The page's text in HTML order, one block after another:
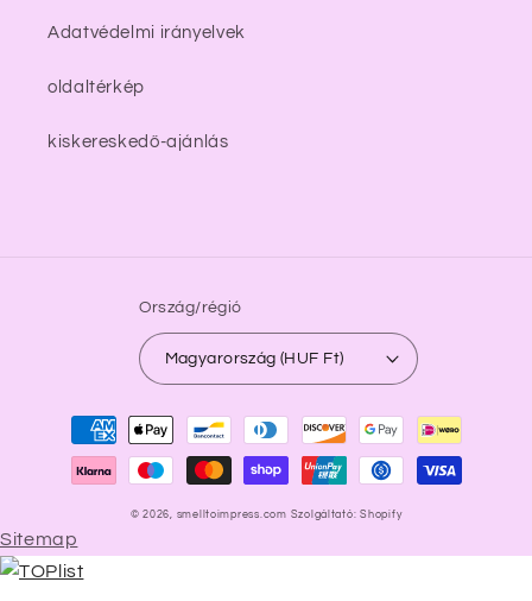
Adatvédelmi irányelvek
oldaltérkép
kiskereskedő-ajánlás
Ország/régió
Magyarország (HUF Ft)
Fizetési
módok
© 2026, smelltoimpress.com Szolgáltató: Shopify
Sitemap